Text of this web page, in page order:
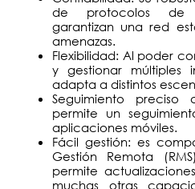
de protocolos de
garantizan una red
amenazas.
Flexibilidad: Al poder
y gestionar múltiples
adapta a distintos
Seguimiento preciso
permite un
aplicaciones móviles.
Fácil gestión: es
Gestión Remota
permite
muchas otras